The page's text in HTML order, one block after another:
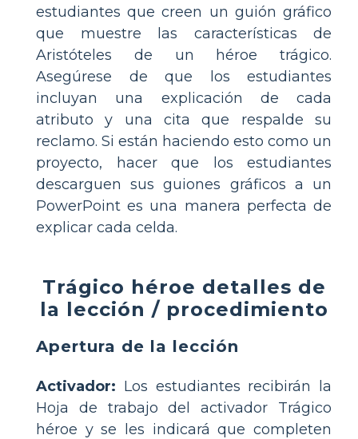
estudiantes que creen un guión gráfico
que muestre las características de
Aristóteles de un héroe trágico.
Asegúrese de que los estudiantes
incluyan una explicación de cada
atributo y una cita que respalde su
reclamo. Si están haciendo esto como un
proyecto, hacer que los estudiantes
descarguen sus guiones gráficos a un
PowerPoint es una manera perfecta de
explicar cada celda.
Trágico héroe detalles de
la lección / procedimiento
Apertura de la lección
Activador: Los estudiantes recibirán la
Hoja de trabajo del activador Trágico
héroe y se les indicará que completen